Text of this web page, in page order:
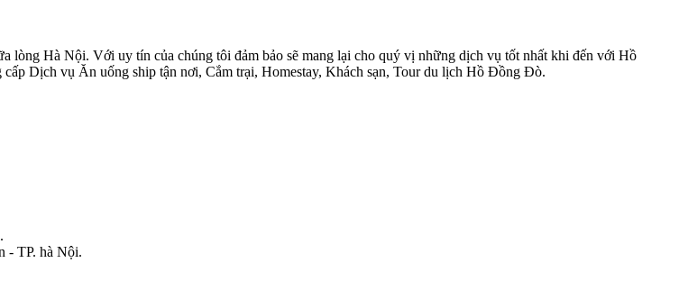
Hà Nội. Với uy tín của chúng tôi đảm bảo sẽ mang lại cho quý vị những dịch vụ tốt nhất khi đến với Hồ
Dịch vụ Ăn uống ship tận nơi, Cắm trại, Homestay, Khách sạn, Tour du lịch Hồ Đồng Đò.
- TP. hà Nội.